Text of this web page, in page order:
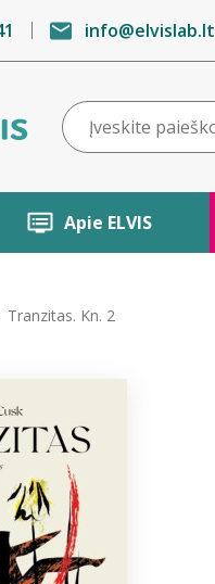
info@elvislab.lt
Apie ELVIS
Tranzitas. Kn. 2